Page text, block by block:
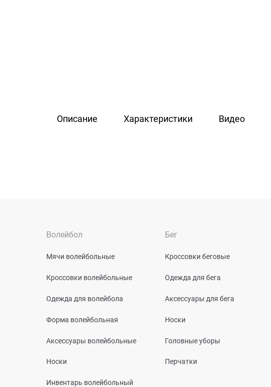
Описание Характеристики Видео
Волейбол
Мячи волейбольные
Кроссовки волейбольные
Одежда для волейбола
Форма волейбольная
Аксессуары волейбольные
Носки
Инвентарь волейбольный
Бег
Кроссовки беговые
Одежда для бега
Аксессуары для бега
Носки
Головные уборы
Перчатки